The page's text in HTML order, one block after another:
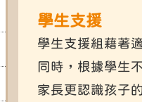
學生支援
學生支援組藉著
同時，根據學生
家長更認識孩子